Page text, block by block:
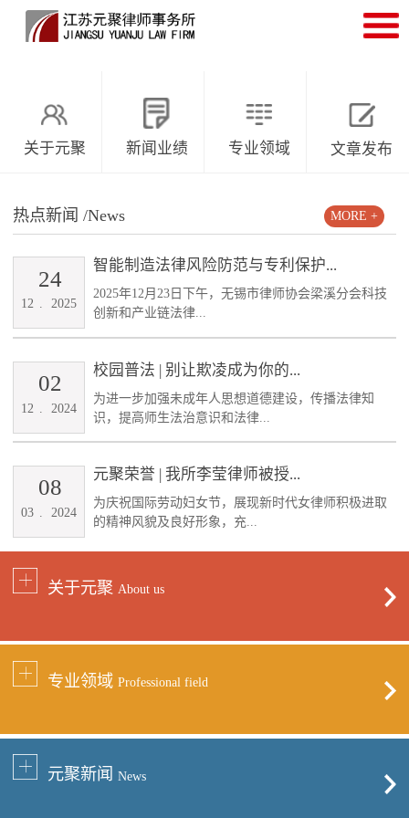
关于元聚 新闻业绩 专业领域 文章发布
热点新闻 /News
智能制造法律风险防范与专利保护...
2025年12月23日下午，无锡市律师协会梁溪分会科技
创新和产业链法律...
12 . 2025
24
校园普法 | 别让欺凌成为你的...
为进一步加强未成年人思想道德建设，传播法律知
识，提高师生法治意识和法律...
12 2024
02
元聚荣誉 | 我所李莹律师被授...
为庆祝国际劳动妇女节，展现新时代女律师积极进取
的精神风貌及良好形象，充...
03 2024
08
MORE +
关于元聚 About us
专业领域 Professional field
元聚新闻 News